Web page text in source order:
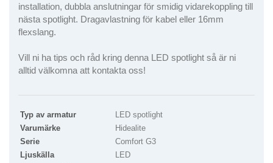
installation, dubbla anslutningar för smidig vidarekoppling till
nästa spotlight. Dragavlastning för kabel eller 16mm
flexslang.
Vill ni ha tips och råd kring denna LED spotlight så är ni
alltid välkomna att kontakta oss!
Typ av armatur
LED spotlight
Varumärke
Hidealite
Serie
Comfort G3
Ljuskälla
LED